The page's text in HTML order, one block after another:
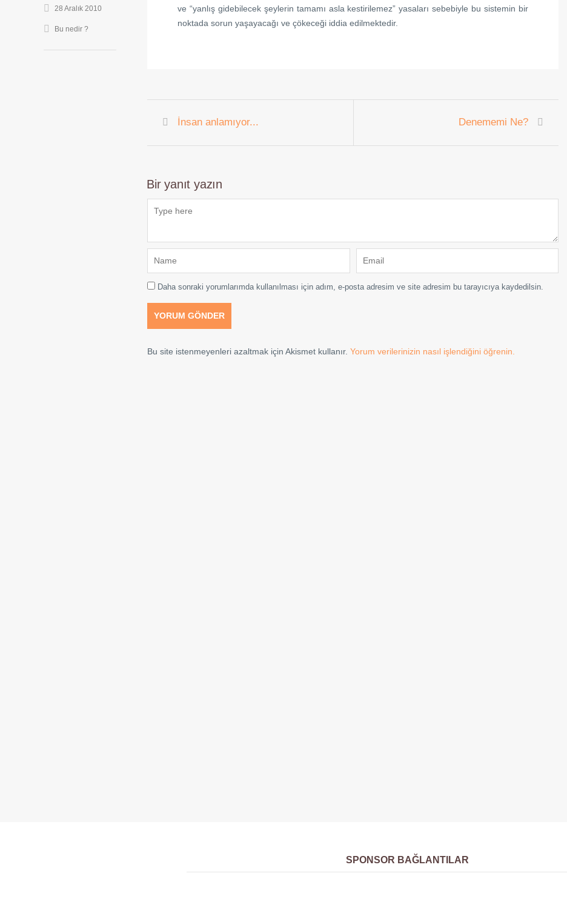
ve “yanlış gidebilecek şeylerin tamamı asla kestirilemez” yasaları sebebiyle bu sistemin bir
noktada sorun yaşayacağı ve çökeceği iddia edilmektedir.
İnsan anlamıyor... Denememi Ne?
Bir yanıt yazın
Daha sonraki yorumlarımda kullanılması için adım, e-posta adresim ve site adresim bu tarayıcıya kaydedilsin.
Bu site istenmeyenleri azaltmak için Akismet kullanır. Yorum verilerinizin nasıl işlendiğini öğrenin.
28 Aralık 2010
Bu nedir ?
SPONSOR BAĞLANTILAR